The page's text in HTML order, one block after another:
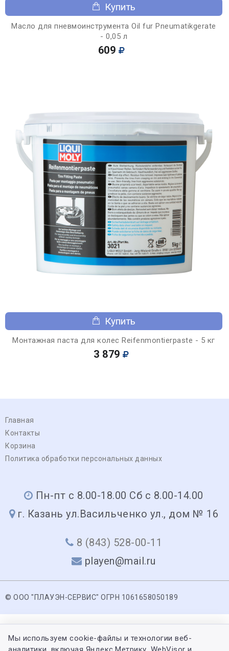
Купить
Масло для пневмоинструмента Oil fur Pneumatikgerate
- 0,05 л
609
Купить
Монтажная паста для колес Reifenmontierpaste - 5 кг
3 879
Главная
Контакты
Корзина
Политика обработки персональных данных
Пн-пт с 8.00-18.00 Сб с 8.00-14.00
г. Казань ул.Васильченко ул., дом № 16
8 (843) 528-00-11
playen@mail.ru
© ООО "ПЛАУЭН-СЕРВИС" ОГРН 1061658050189
Мы используем cookie-файлы и технологии веб-